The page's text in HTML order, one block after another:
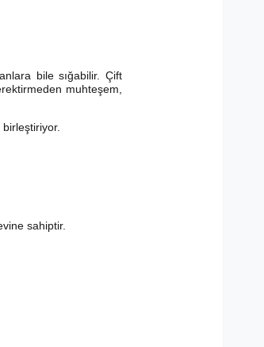
bile sığabilir. Çift
muhteşem,
sahiptir.